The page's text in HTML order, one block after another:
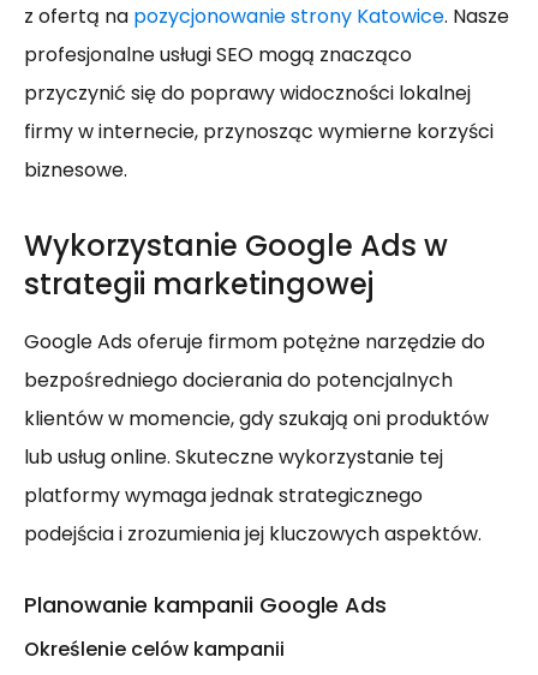
z ofertą na pozycjonowanie strony Katowice. Nasze
profesjonalne usługi SEO mogą znacząco
przyczynić się do poprawy widoczności lokalnej
firmy w internecie, przynosząc wymierne korzyści
biznesowe.
Wykorzystanie Google Ads w
strategii marketingowej
Google Ads oferuje firmom potężne narzędzie do
bezpośredniego docierania do potencjalnych
klientów w momencie, gdy szukają oni produktów
lub usług online. Skuteczne wykorzystanie tej
platformy wymaga jednak strategicznego
podejścia i zrozumienia jej kluczowych aspektów.
Planowanie kampanii Google Ads
Określenie celów kampanii